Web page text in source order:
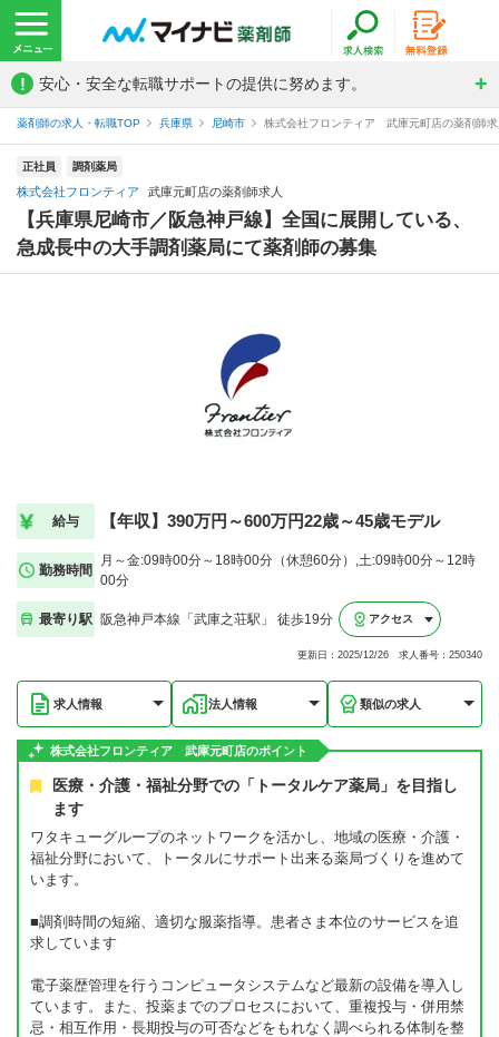
! 安心・安全な転職サポートの提供に努めます。
薬剤師の求人・転職TOP 兵庫県 尼崎市 株式会社フロンティア 武庫元町店の薬剤師
正社員 調剤薬局
株式会社フロンティア 武庫元町店の薬剤師求人
【兵庫県尼崎市／阪急神戸線】全国に展開している、
急成長中の大手調剤薬局にて薬剤師の募集
給与 【年収】390万円～600万円22歳～45歳モデル
勤務時間
月～金:09時00分～18時00分（休憩60分）,土:09時00分～12時
00分
最寄り駅 阪急神戸本線「武庫之荘駅」 徒歩19分 アクセス
更新日：2025/12/26 求人番号：250340
求人情報 法人情報 類似の求人
株式会社フロンティア 武庫元町店のポイント
医療・介護・福祉分野での「トータルケア薬局」を目指し
ます
ワタキューグループのネットワークを活かし、地域の医療・介護・
福祉分野において、トータルにサポート出来る薬局づくりを進めて
います。
■調剤時間の短縮、適切な服薬指導。患者さま本位のサービスを追
求しています
電子薬歴管理を行うコンピュータシステムなど最新の設備を導入し
ています。また、投薬までのプロセスにおいて、重複投与・併用禁
忌・相互作用・長期投与の可否などをもれなく調べられる体制を整